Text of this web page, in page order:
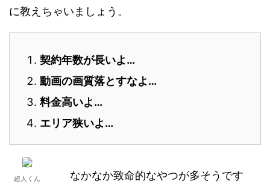
に教えちゃいましょう。
契約年数が長いよ…
動画の画質落とすなよ…
料金高いよ…
エリア狭いよ…
超人くん
なかなか致命的なやつが多そうです